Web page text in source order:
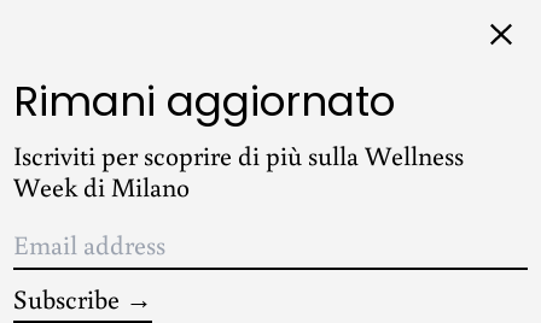
Instagram
© 2026, WELLNESS WEEK 2026 - CIAOMONDO
Shopping Cart by Shopify
Rimani aggiornato
Iscriviti per scoprire di più sulla Wellness
Week di Milano
Email
address
Subscribe →